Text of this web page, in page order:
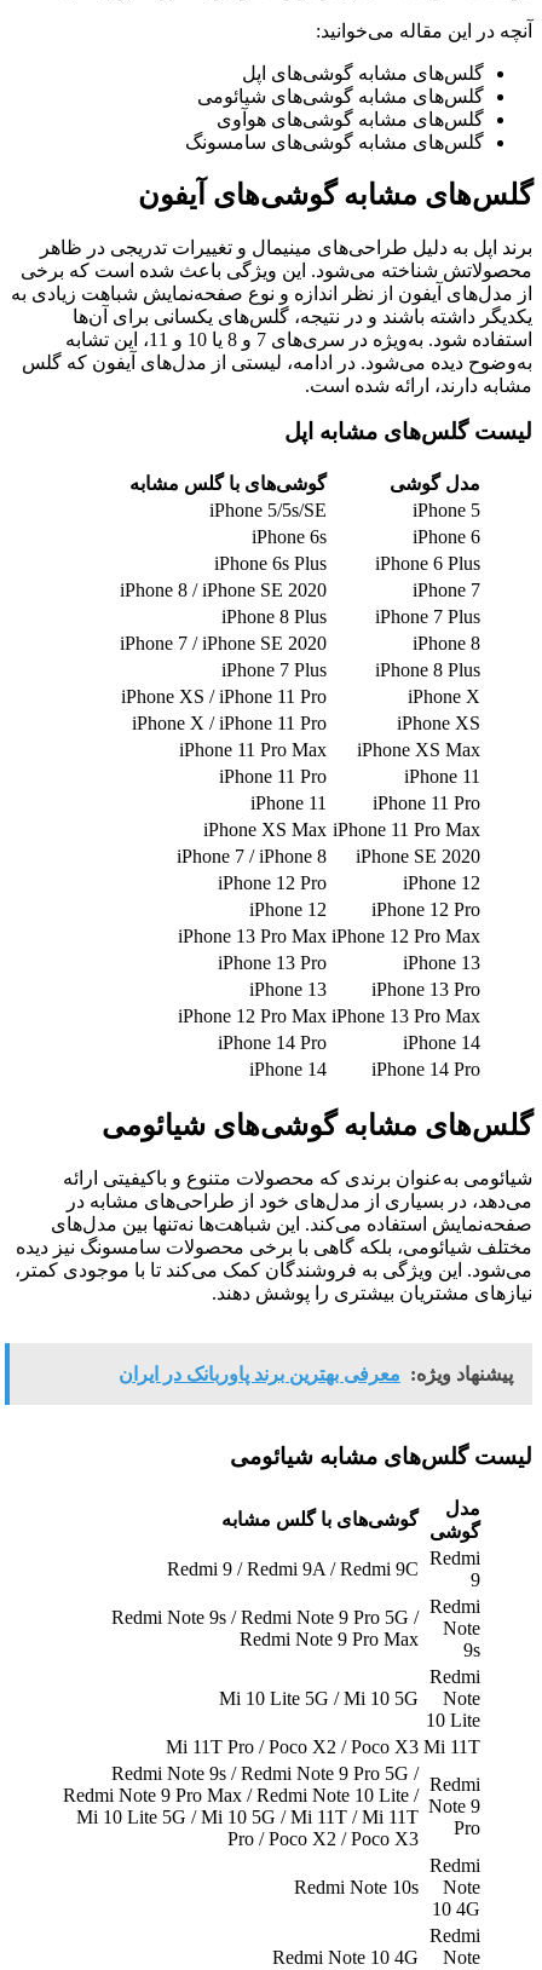
آنچه در این مقاله می‌خوانید:
گلس‌های مشابه گوشی‌های اپل
گلس‌های مشابه گوشی‌های شیائومی
گلس‌های مشابه گوشی‌های هوآوی
گلس‌های مشابه گوشی‌های سامسونگ
گلس‌های مشابه گوشی‌های آیفون
برند اپل به دلیل طراحی‌های مینیمال و تغییرات تدریجی در ظاهر
محصولاتش شناخته می‌شود. این ویژگی باعث شده است که برخی
از مدل‌های آیفون از نظر اندازه و نوع صفحه‌نمایش شباهت زیادی به
یکدیگر داشته باشند و در نتیجه، گلس‌های یکسانی برای آن‌ها
استفاده شود. به‌ویژه در سری‌های 7 و 8 یا 10 و 11، این تشابه
به‌وضوح دیده می‌شود. در ادامه، لیستی از مدل‌های آیفون که گلس
مشابه دارند، ارائه شده است.
لیست گلس‌های مشابه اپل
مدل گوشی
گوشی‌های با گلس مشابه
iPhone 5
iPhone 5/5s/SE
iPhone 6
iPhone 6s
iPhone 6 Plus
iPhone 6s Plus
iPhone 7
iPhone 8 / iPhone SE 2020
iPhone 7 Plus
iPhone 8 Plus
iPhone 8
iPhone 7 / iPhone SE 2020
iPhone 8 Plus
iPhone 7 Plus
iPhone X
iPhone XS / iPhone 11 Pro
iPhone XS
iPhone X / iPhone 11 Pro
iPhone XS Max
iPhone 11 Pro Max
iPhone 11
iPhone 11 Pro
iPhone 11 Pro
iPhone 11
iPhone 11 Pro Max
iPhone XS Max
iPhone SE 2020
iPhone 7 / iPhone 8
iPhone 12
iPhone 12 Pro
iPhone 12 Pro
iPhone 12
iPhone 12 Pro Max
iPhone 13 Pro Max
iPhone 13
iPhone 13 Pro
iPhone 13 Pro
iPhone 13
iPhone 13 Pro Max
iPhone 12 Pro Max
iPhone 14
iPhone 14 Pro
iPhone 14 Pro
iPhone 14
گلس‌های مشابه گوشی‌های شیائومی
شیائومی به‌عنوان برندی که محصولات متنوع و باکیفیتی ارائه
می‌دهد، در بسیاری از مدل‌های خود از طراحی‌های مشابه در
صفحه‌نمایش استفاده می‌کند. این شباهت‌ها نه‌تنها بین مدل‌های
مختلف شیائومی، بلکه گاهی با برخی محصولات سامسونگ نیز دیده
می‌شود. این ویژگی به فروشندگان کمک می‌کند تا با موجودی کمتر،
نیازهای مشتریان بیشتری را پوشش دهند.
پیشنهاد ویژه: معرفی بهترین برند پاوربانک در ایران
لیست گلس‌های مشابه شیائومی
مدل
گوشی
گوشی‌های با گلس مشابه
Redmi
9
Redmi 9 / Redmi 9A / Redmi 9C
Redmi
Note
9s
Redmi Note 9s / Redmi Note 9 Pro 5G /
Redmi Note 9 Pro Max
Redmi
Note
10 Lite
Mi 10 Lite 5G / Mi 10 5G
Mi 11T
Mi 11T Pro / Poco X2 / Poco X3
Redmi
Note 9
Pro
Redmi Note 9s / Redmi Note 9 Pro 5G /
Redmi Note 9 Pro Max / Redmi Note 10 Lite /
Mi 10 Lite 5G / Mi 10 5G / Mi 11T / Mi 11T
Pro / Poco X2 / Poco X3
Redmi
Note
10 4G
Redmi Note 10s
Redmi
Note
Redmi Note 10 4G